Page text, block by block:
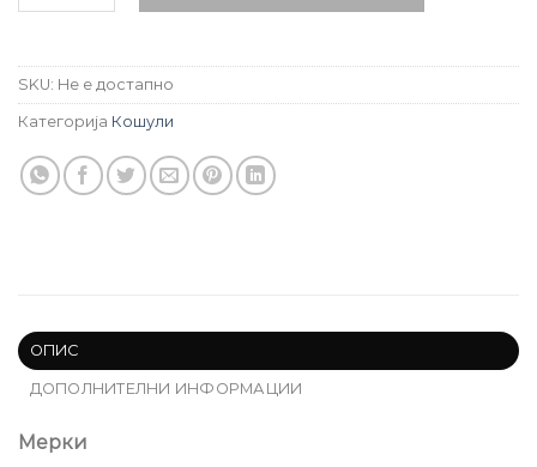
SKU: Не е достапно
Категорија Кошули
ОПИС
ДОПОЛНИТЕЛНИ ИНФОРМАЦИИ
Мерки